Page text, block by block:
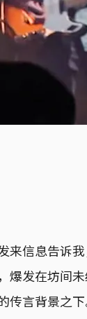
来信息告诉
爆发在坊间
言背景之下